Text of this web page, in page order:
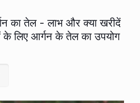
का तेल - लाभ और क्या खरीदें
के लिए आर्गन के तेल का उपयोग